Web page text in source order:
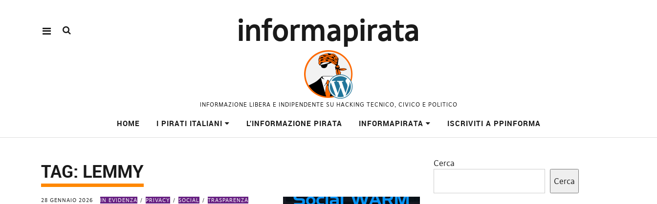
informapirata
INFORMAZIONE LIBERA E INDIPENDENTE SU HACKING TECNICO, CIVICO E POLITICO
HOME I PIRATI ITALIANI L’INFORMAZIONE PIRATA INFORMAPIRATA ISCRIVITI A PPINFORMA
TAG: LEMMY
28 GENNAIO 2026 IN EVIDENZA PRIVACY SOCIAL TRASPARENZA
Cerca
Cerca